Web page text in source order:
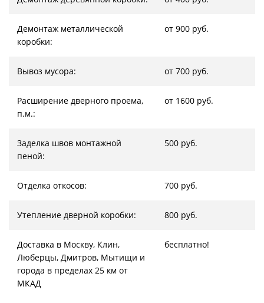
Демонтаж металлической
коробки:
от 900 руб.
Вывоз мусора: от 700 руб.
Расширение дверного проема,
п.м.:
от 1600 руб.
Заделка швов монтажной
пеной:
500 руб.
Отделка откосов: 700 руб.
Утепление дверной коробки: 800 руб.
Доставка в Москву, Клин,
Люберцы, Дмитров, Мытищи и
города в пределах 25 км от
МКАД
бесплатно!